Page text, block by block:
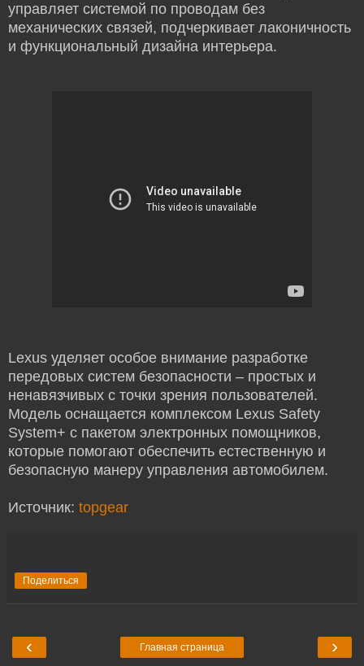
управляет системой по проводам без
механических связей, подчеркивает лаконичность
и функциональный дизайна интерьера.
Lexus уделяет особое внимание разработке
передовых систем безопасности – простых и
ненавязчивых с точки зрения пользователей.
Модель оснащается комплексом Lexus Safety
System+ с пакетом электронных помощников,
которые помогают обеспечить естественную и
безопасную манеру управления автомобилем.
Источник: topgear
Поделиться
‹ ›
Главная страница